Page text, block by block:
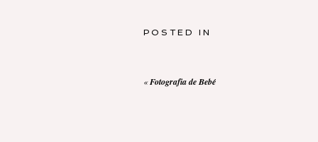
POSTED IN
« Fotografia de Bebé